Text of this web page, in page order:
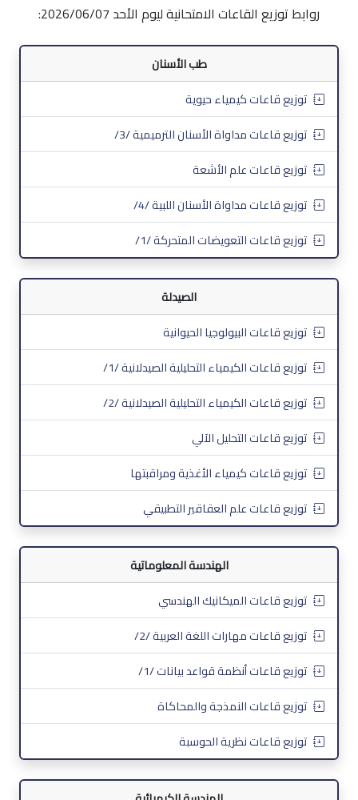
روابط توزيع القاعات الامتحانية ليوم الأحد 2026/06/07:
طب الأسنان
توزيع قاعات كيمياء حيوية
توزيع قاعات مداواة الأسنان الترميمية /3/
توزيع قاعات علم الأشعة
توزيع قاعات مداواة الأسنان اللبية /4/
توزيع قاعات التعويضات المتحركة /1/
الصيدلة
توزيع قاعات البيولوجيا الحيوانية
توزيع قاعات الكيمياء التحليلية الصيدلانية /1/
توزيع قاعات الكيمياء التحليلية الصيدلانية /2/
توزيع قاعات التحليل الآلي
توزيع قاعات كيمياء الأغذية ومراقبتها
توزيع قاعات علم العقاقير التطبيقي
الهندسة المعلوماتية
توزيع قاعات الميكانيك الهندسي
توزيع قاعات مهارات اللغة العربية /2/
توزيع قاعات أنظمة قواعد بيانات /1/
توزيع قاعات النمذجة والمحاكاة
توزيع قاعات نظرية الحوسبة